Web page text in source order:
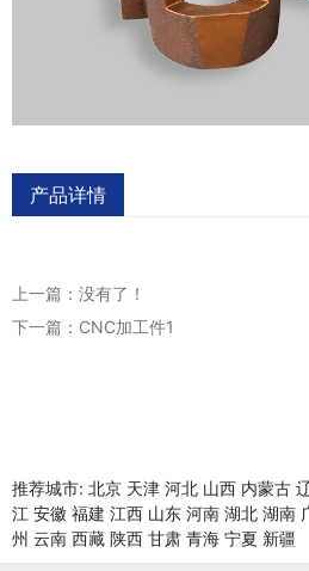
产品详情
上一篇：没有了！
下一篇： CNC加工件1
推荐城市: 北京 天津 河北 山西 内蒙古
江 安徽 福建 江西 山东 河南 湖北 湖南
州 云南 西藏 陕西 甘肃 青海 宁夏 新疆